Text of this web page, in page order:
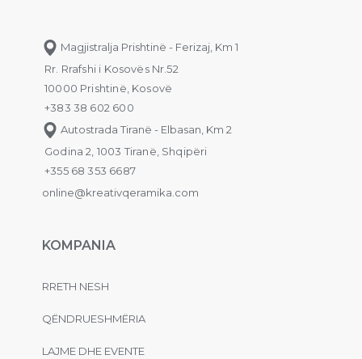
Magjistralja Prishtinë - Ferizaj, Km 1
Rr. Rrafshi i Kosovës Nr.52
10000 Prishtinë, Kosovë
+383 38 602 600
Autostrada Tiranë - Elbasan, Km 2
Godina 2, 1003 Tiranë, Shqipëri
+355 68 353 6687
online@kreativqeramika.com
KOMPANIA
RRETH NESH
QËNDRUESHMËRIA
LAJME DHE EVENTE